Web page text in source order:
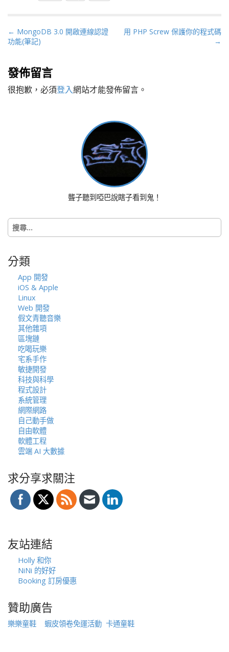
P
o
t
n
a
← MongoDB 3.0 開啟連線認證
功能(筆記)
用 PHP Screw 保護你的程式碼
→
發佈留言
很抱歉，必須登入網站才能發佈留言。
聾子聽到啞巴說瞎子看到鬼！
搜
尋
字:
分類
App 開發
iOS & Apple
Linux
Web 開發
假文青聽音樂
其他雜項
區塊鏈
吃喝玩樂
宅系手作
敏捷開發
科技與科學
程式設計
系統管理
網際網路
自己動手做
自由軟體
軟體工程
雲端 AI 大數據
求分享求關注
友站連結
Holly 和你
NiNi 的好好
Booking 訂房優惠
贊助廣告
樂樂童鞋 蝦皮領卷免運活動 卡通童鞋